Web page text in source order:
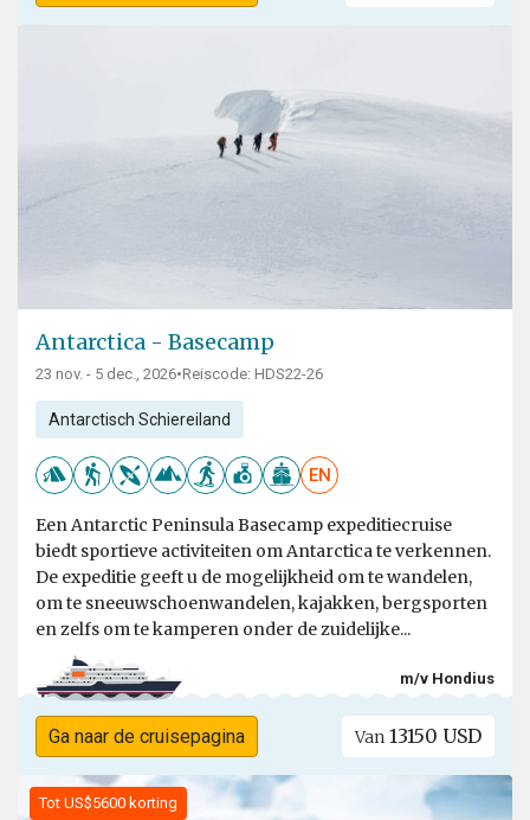
Antarctica - Basecamp
23 nov. - 5 dec., 2026•Reiscode: HDS22-26
Antarctisch Schiereiland
EN
Een Antarctic Peninsula Basecamp expeditiecruise
biedt sportieve activiteiten om Antarctica te verkennen.
De expeditie geeft u de mogelijkheid om te wandelen,
om te sneeuwschoenwandelen, kajakken, bergsporten
en zelfs om te kamperen onder de zuidelijke...
m/v Hondius
Ga naar de cruisepagina Van 13150 USD
Tot US$5600 korting